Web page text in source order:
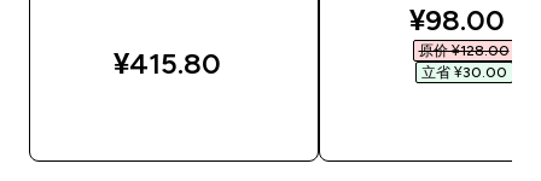
¥415.80‎
¥98.00‎
原价 ¥128.00‎
立省 ¥30.00‎